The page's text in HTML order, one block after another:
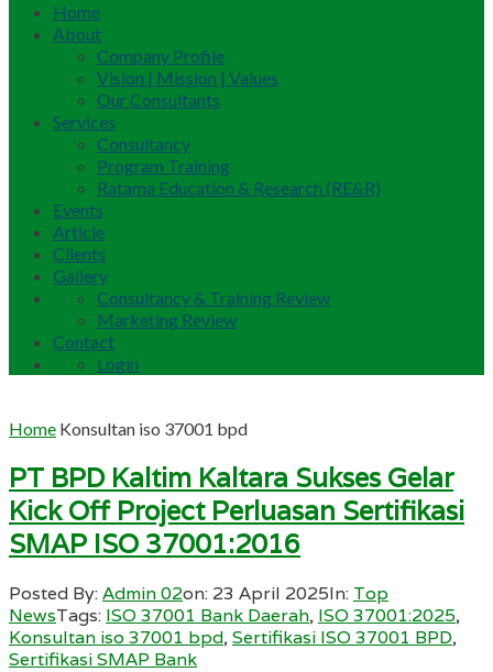
Home
About
Company Profile
Vision | Mission | Values
Our Consultants
Services
Consultancy
Program Training
Ratama Education & Research (RE&R)
Events
Article
Clients
Gallery
Consultancy & Training Review
Marketing Review
Contact
Login
Home Konsultan iso 37001 bpd
PT BPD Kaltim Kaltara Sukses Gelar
Kick Off Project Perluasan Sertifikasi
SMAP ISO 37001:2016
Posted By:Admin 02on: 23 April 2025In: Top
NewsTags: ISO 37001 Bank Daerah, ISO 37001:2025,
Konsultan iso 37001 bpd,Sertifikasi ISO 37001 BPD,
Sertifikasi SMAP Bank